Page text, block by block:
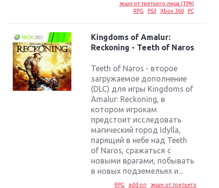
экшн от третьего лица (TPA)
RPG
PS3 Xbox 360 PC
Kingdoms of Amalur:
Reckoning - Teeth of Naros
Teeth of Naros - второе
загружаемое дополнение
(DLC) для игры Kingdoms of
Amalur: Reckoning, в
котором игрокам
предстоит исследовать
магический город Idylla,
парящий в небе над Teeth
of Naros, сражаться с
новыми врагами, побывать
в новых подземельях и...
RPG add-on
экшн от третьего